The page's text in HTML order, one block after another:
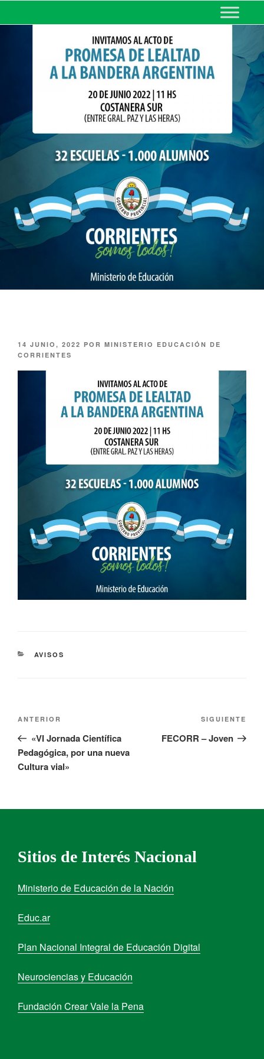
MINISTERIO DE EDUCACIÓN
DE CORRIENTES
14 JUNIO, 2022 POR MINISTERIO EDUCACIÓN DE
CORRIENTES
AVISOS
ANTERIOR
«VI Jornada Científica
Pedagógica, por una nueva
Cultura vial»
SIGUIENTE
FECORR – Joven
Sitios de Interés Nacional
Ministerio de Educación de la Nación
Educ.ar
Plan Nacional Integral de Educación Digital
Neurociencias y Educación
Fundación Crear Vale la Pena